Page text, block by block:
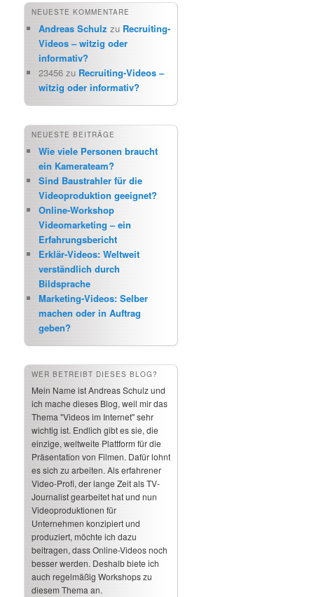
NEUESTE KOMMENTARE
Andreas Schulz zu Recruiting-
Videos – witzig oder
informativ?
23456 zu Recruiting-Videos –
witzig oder informativ?
NEUESTE BEITRÄGE
Wie viele Personen braucht
ein Kamerateam?
Sind Baustrahler für die
Videoproduktion geeignet?
Online-Workshop
Videomarketing – ein
Erfahrungsbericht
Erklär-Videos: Weltweit
verständlich durch
Bildsprache
Marketing-Videos: Selber
machen oder in Auftrag
geben?
WER BETREIBT DIESES BLOG?
Mein Name ist Andreas Schulz und
ich mache dieses Blog, weil mir das
Thema "Videos im Internet" sehr
wichtig ist. Endlich gibt es sie, die
einzige, weltweite Plattform für die
Präsentation von Filmen. Dafür lohnt
es sich zu arbeiten. Als erfahrener
Video-Profi, der lange Zeit als TV-
Journalist gearbeitet hat und nun
Videoproduktionen für
Unternehmen konzipiert und
produziert, möchte ich dazu
beitragen, dass Online-Videos noch
besser werden. Deshalb biete ich
auch regelmäßig Workshops zu
diesem Thema an.